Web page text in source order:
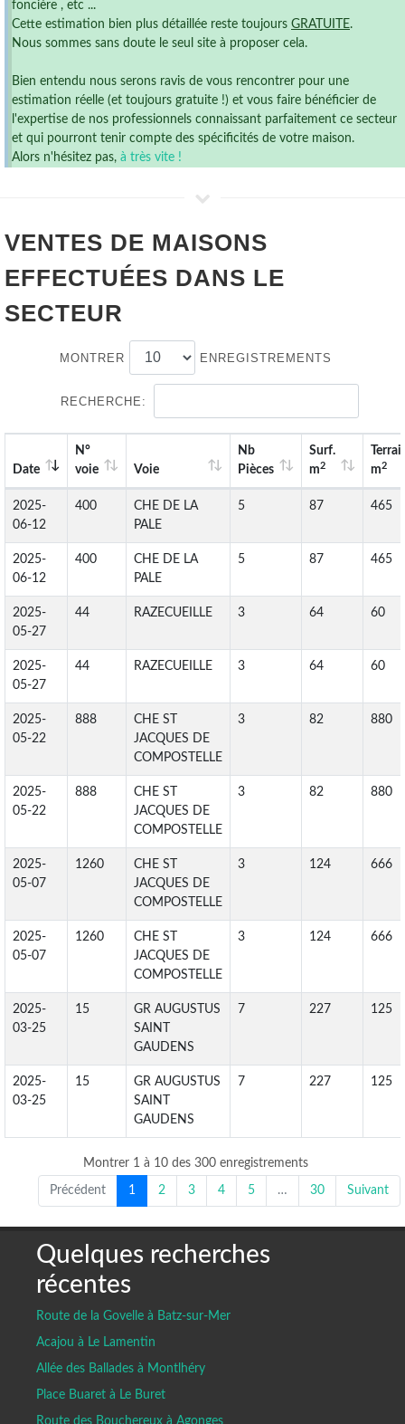
foncière , etc ...
Cette estimation bien plus détaillée reste toujours GRATUITE.
Nous sommes sans doute le seul site à proposer cela.
Bien entendu nous serons ravis de vous rencontrer pour une
estimation réelle (et toujours gratuite !) et vous faire bénéficier de
l'expertise de nos professionnels connaissant parfaitement ce secteur
et qui pourront tenir compte des spécificités de votre maison.
Alors n'hésitez pas, à très vite !
VENTES DE MAISONS
EFFECTUÉES DANS LE
SECTEUR
MONTRER ENREGISTREMENTS
RECHERCHE:
Date
N°
voie
Voie
Nb
Pièces
Surf.
m2
m2
2025-
06-12
400
CHE DE LA
PALE
5 87 465
2025-
06-12
400
CHE DE LA
PALE
5 87 465
2025-
05-27
44 RAZECUEILLE 3 64 60
2025-
05-27
44 RAZECUEILLE 3 64 60
2025-
05-22
888
CHE ST
JACQUES DE
COMPOSTELLE
3 82 880
2025-
05-22
888
CHE ST
JACQUES DE
COMPOSTELLE
3 82 880
2025-
05-07
1260
CHE ST
JACQUES DE
COMPOSTELLE
3 124 666
2025-
05-07
1260
CHE ST
JACQUES DE
COMPOSTELLE
3 124 666
2025-
03-25
15
GR AUGUSTUS
SAINT
GAUDENS
7 227 125
2025-
03-25
15
GR AUGUSTUS
SAINT
GAUDENS
7 227 125
Montrer 1 à 10 des 300 enregistrements
Précédent 1 2 3 4 5 … 30 Suivant
Quelques recherches
récentes
Route de la Govelle à Batz-sur-Mer
Acajou à Le Lamentin
Allée des Ballades à Montlhéry
Place Buaret à Le Buret
Route des Bouchereux à Agonges